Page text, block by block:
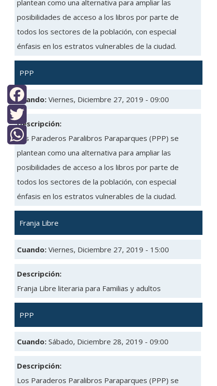
plantean como una alternativa para ampliar las
posibilidades de acceso a los libros por parte de
todos los sectores de la población, con especial
énfasis en los estratos vulnerables de la ciudad.
PPP
Cuando: Viernes, Diciembre 27, 2019 - 09:00
Descripción:
Los Paraderos Paralibros Paraparques (PPP) se
plantean como una alternativa para ampliar las
posibilidades de acceso a los libros por parte de
todos los sectores de la población, con especial
énfasis en los estratos vulnerables de la ciudad.
Franja Libre
Cuando: Viernes, Diciembre 27, 2019 - 15:00
Descripción:
Franja Libre literaria para Familias y adultos
PPP
Cuando: Sábado, Diciembre 28, 2019 - 09:00
Descripción:
Los Paraderos Paralibros Paraparques (PPP) se
Facebook
Twitter
WhatsApp